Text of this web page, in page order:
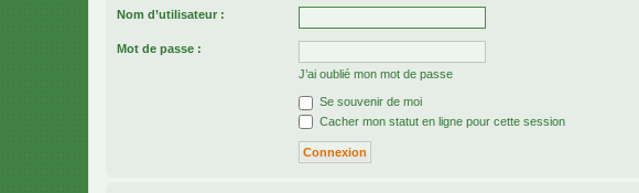
Nom d’utilisateur :
Mot de passe :
J’ai oublié mon mot de passe
Se souvenir de moi
Cacher mon statut en ligne pour cette session